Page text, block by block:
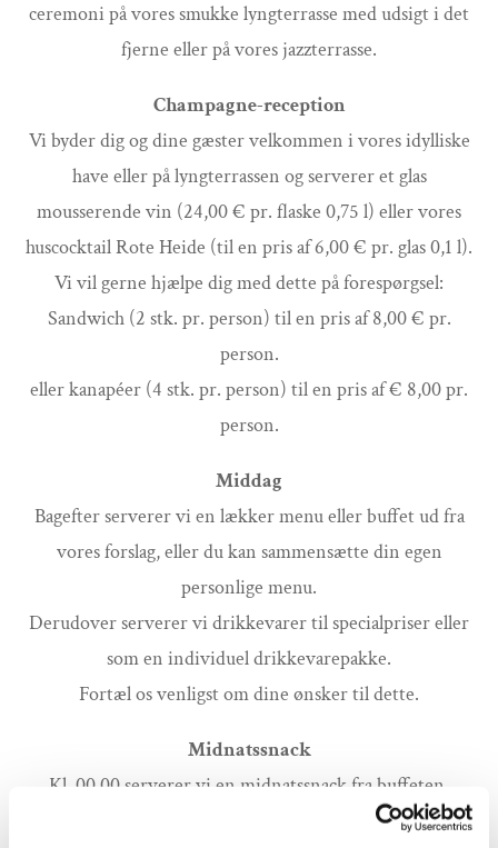
ceremoni på vores smukke lyngterrasse med udsigt i det
fjerne eller på vores jazzterrasse.
Champagne-reception
Vi byder dig og dine gæster velkommen i vores idylliske
have eller på lyngterrassen og serverer et glas
mousserende vin (24,00 € pr. flaske 0,75 l) eller vores
huscocktail Rote Heide (til en pris af 6,00 € pr. glas 0,1 l).
Vi vil gerne hjælpe dig med dette på forespørgsel:
Sandwich (2 stk. pr. person) til en pris af 8,00 € pr.
person.
eller kanapéer (4 stk. pr. person) til en pris af € 8,00 pr.
person.
Middag
Bagefter serverer vi en lækker menu eller buffet ud fra
vores forslag, eller du kan sammensætte din egen
personlige menu.
Derudover serverer vi drikkevarer til specialpriser eller
som en individuel drikkevarepakke.
Fortæl os venligst om dine ønsker til dette.
Midnatssnack
Kl. 00.00 serverer vi en midnatssnack fra buffeten.
Vi anbefaler den klassiske karrypølse med pommes frites